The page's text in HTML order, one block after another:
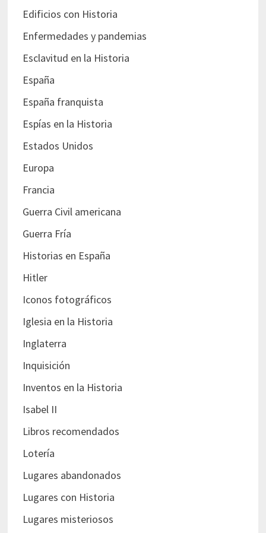
Edificios con Historia
Enfermedades y pandemias
Esclavitud en la Historia
España
España franquista
Espías en la Historia
Estados Unidos
Europa
Francia
Guerra Civil americana
Guerra Fría
Historias en España
Hitler
Iconos fotográficos
Iglesia en la Historia
Inglaterra
Inquisición
Inventos en la Historia
Isabel II
Libros recomendados
Lotería
Lugares abandonados
Lugares con Historia
Lugares misteriosos